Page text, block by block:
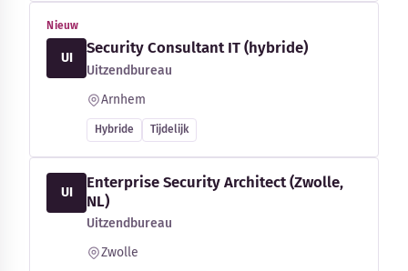
Nieuw
UI
Security Consultant IT (hybride)
Uitzendbureau
Arnhem
Hybride Tijdelijk
UI
Enterprise Security Architect (Zwolle,
NL)
Uitzendbureau
Zwolle